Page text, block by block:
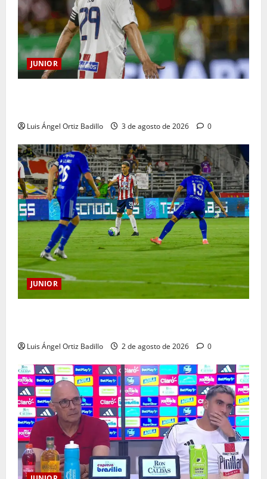
JUNIOR
Luis Ángel Ortiz Badillo 3 de agosto de 2026 0
JUNIOR
Luis Ángel Ortiz Badillo 2 de agosto de 2026 0